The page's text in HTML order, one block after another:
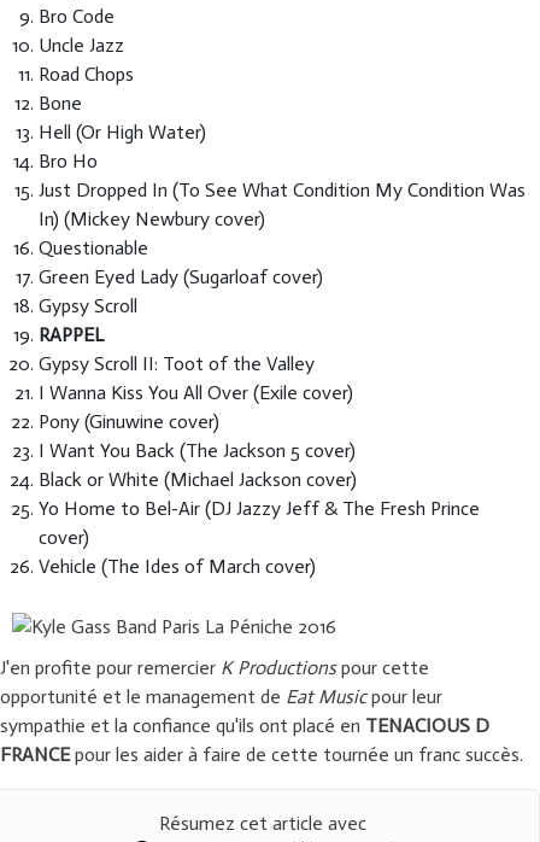
Bro Code
Uncle Jazz
Road Chops
Bone
Hell (Or High Water)
Bro Ho
Just Dropped In (To See What Condition My Condition Was
In) (Mickey Newbury cover)
Questionable
Green Eyed Lady (Sugarloaf cover)
Gypsy Scroll
RAPPEL
Gypsy Scroll II: Toot of the Valley
I Wanna Kiss You All Over (Exile cover)
Pony (Ginuwine cover)
I Want You Back (The Jackson 5 cover)
Black or White (Michael Jackson cover)
Yo Home to Bel-Air (DJ Jazzy Jeff & The Fresh Prince
cover)
Vehicle (The Ides of March cover)
J'en profite pour remercier K Productionspour cette
opportunité et le management de Eat Musicpour leur
sympathie et la confiance qu'ils ont placé en TENACIOUS D
FRANCEpour les aider à faire de cette tournée un franc succès.
Résumez cet article avec